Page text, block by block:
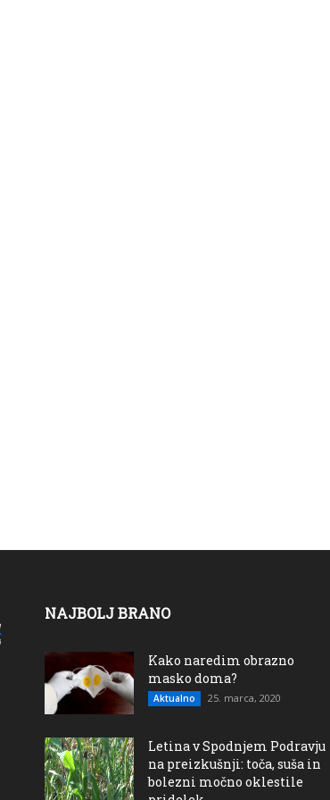
NAJBOLJ BRANO
Kako naredim obrazno
masko doma?
Aktualno 25. marca, 2020
Letina v Spodnjem Podravju
na preizkušnji: toča, suša in
bolezni močno oklestile